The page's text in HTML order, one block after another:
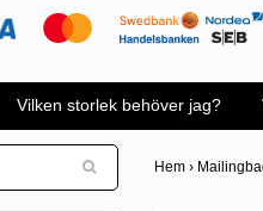
Vilken storlek behöver jag?
Hem ›